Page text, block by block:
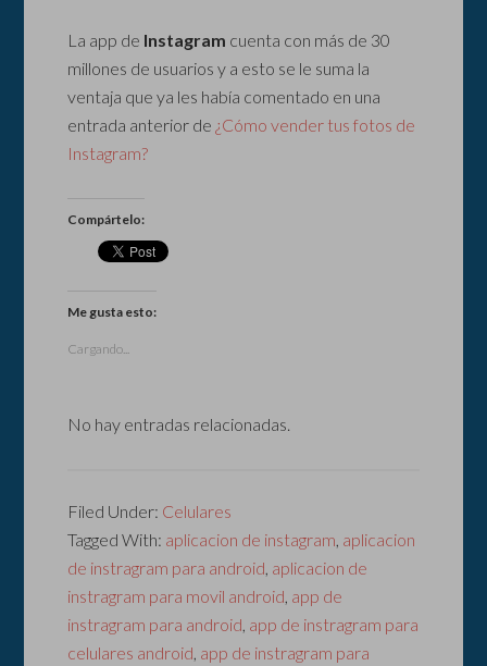
La app de Instagram cuenta con más de 30
millones de usuarios y a esto se le suma la
ventaja que ya les había comentado en una
entrada anterior de ¿Cómo vender tus fotos de
Instagram?
Compártelo:
Me gusta esto:
Cargando...
No hay entradas relacionadas.
Filed Under: Celulares
Tagged With: aplicacion de instagram, aplicacion
de instragram para android, aplicacion de
instragram para movil android, app de
instragram para android, app de instragram para
celulares android, app de instragram para